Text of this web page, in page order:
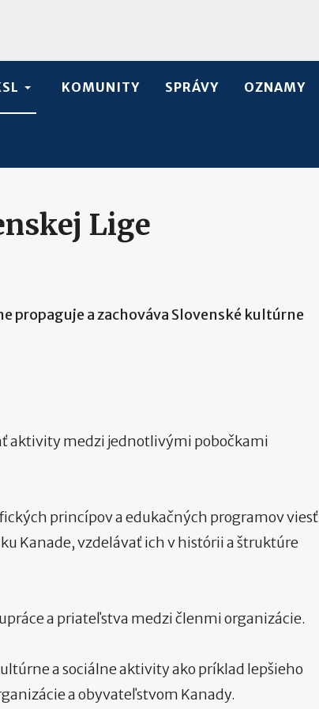
KOMUNITY SPRÁVY OZNAMY
Lige
propaguje a zachováva Slovenské kultúrne
aktivity medzi jednotlivými pobočkami
princípov a edukačných programov viesť
Kanade, vzdelávať ich v histórii a štruktúre
a priateľstva medzi členmi organizácie.
a sociálne aktivity ako príklad lepšieho
a obyvateľstvom Kanady.